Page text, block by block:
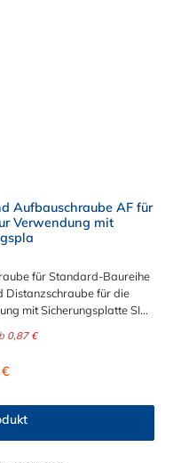
Aufbauschraube AF für
Verwendung mit
für Standard-Baureihe
Distanzschraube für die
mit Sicherungsplatte SIG.
Stahl und Edelstahl
0,87 €
Preis: